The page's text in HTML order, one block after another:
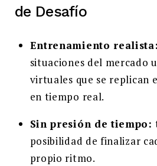
de Desafío
Entrenamiento realista:
situaciones del mercado
virtuales que se replican
en tiempo real.
Sin presión de tiempo:
posibilidad de finalizar
propio ritmo.